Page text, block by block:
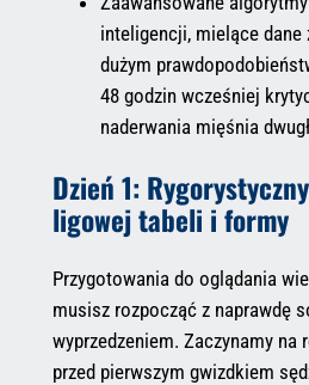
inteligencji, mielące dane
dużym
48 godzin wcześniej
naderwania mięśnia
Dzień 1:
ligowej tabeli i formy
Przygotowania do oglądania
musisz rozpocząć z naprawdę
wyprzedzeniem. Zaczynamy na
przed pierwszym gwizdkiem